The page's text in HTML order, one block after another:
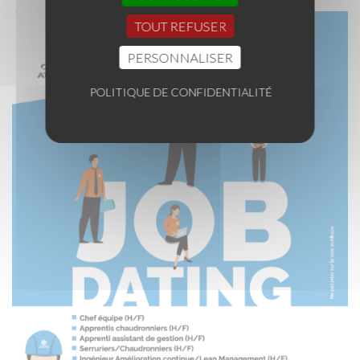
TOUT REFUSER
PERSONNALISER
POLITIQUE DE CONFIDENTIALITÉ